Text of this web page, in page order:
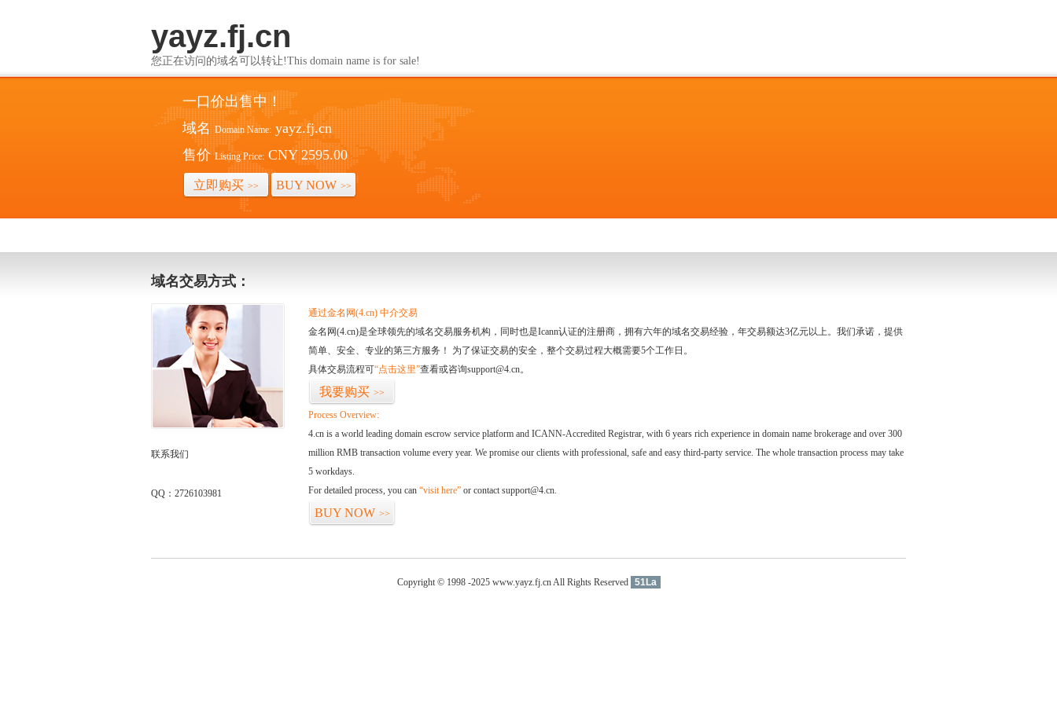
yayz.fj.cn
您正在访问的域名可以转让!This domain name is for sale!
一口价出售中！
域名 Domain Name: yayz.fj.cn
售价 Listing Price: CNY 2595.00
立即购买 >> BUY NOW >>
域名交易方式：
联系我们
QQ：2726103981
通过金名网(4.cn) 中介交易
金名网(4.cn)是全球领先的域名交易服务机构，同时也是Icann认证的注册商，拥有六年的域名交易经验，年交易额达3亿元以上。我们承诺，提供
简单、安全、专业的第三方服务！ 为了保证交易的安全，整个交易过程大概需要5个工作日。
具体交易流程可“点击这里”查看或咨询support@4.cn。
我要购买 >>
Process Overview:
4.cn is a world leading domain escrow service platform and ICANN-Accredited Registrar, with 6 years rich experience in domain name brokerage and over 300
million RMB transaction volume every year. We promise our clients with professional, safe and easy third-party service. The whole transaction process may take
5 workdays.
For detailed process, you can “visit here” or contact support@4.cn.
BUY NOW >>
Copyright © 1998 -2025 www.yayz.fj.cn All Rights Reserved 51La